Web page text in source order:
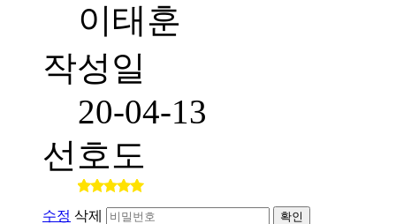
이태훈
작성일
20-04-13
선호도
수정 삭제 확인